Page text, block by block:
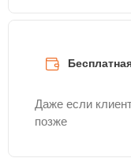
Даже если
позже